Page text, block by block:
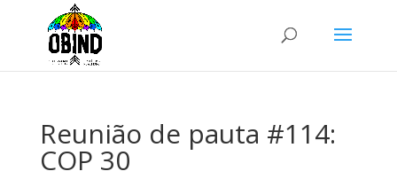
Reunião de pauta #114:
COP 30